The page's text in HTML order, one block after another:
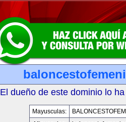
El dueño de este dominio lo
Mayusculas: